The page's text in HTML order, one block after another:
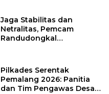
Jaga Stabilitas dan
Netralitas, Pemcam
Randudongkal
Pilkades Serentak
Pemalang 2026: Panitia
dan Tim Pengawas Desa